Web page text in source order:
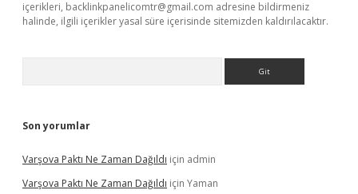
içerikleri, backlinkpanelicomtr@gmail.com adresine bildirmeniz
halinde, ilgili içerikler yasal süre içerisinde sitemizden kaldırılacaktır.
Son yorumlar
Varşova Paktı Ne Zaman Dağıldı için admin
Varşova Paktı Ne Zaman Dağıldı için Yaman